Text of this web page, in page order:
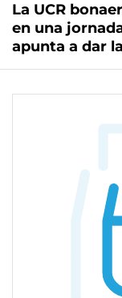
La UCR
en una
apunta a dar